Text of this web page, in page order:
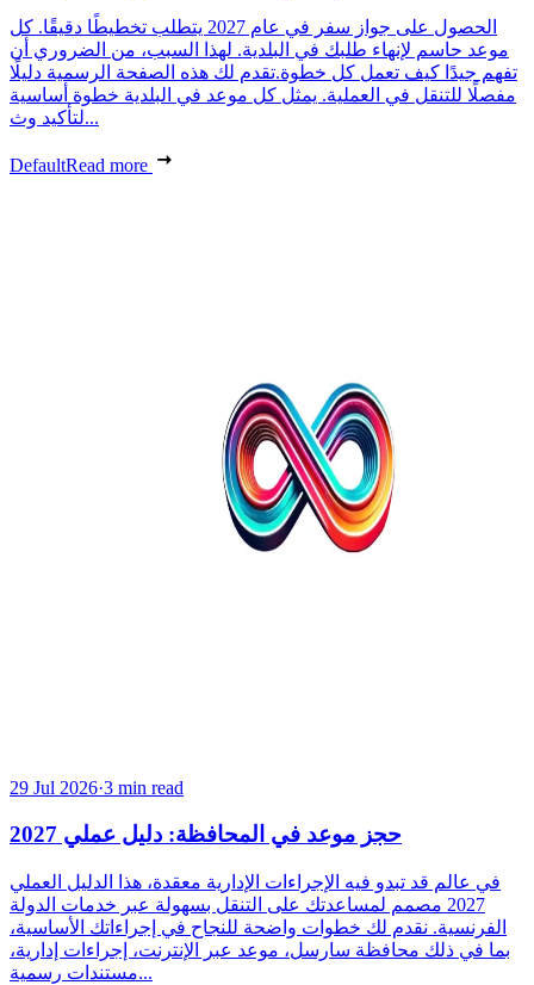
الحصول على جواز سفر في عام 2027 يتطلب تخطيطًا دقيقًا. كل
موعد حاسم لإنهاء طلبك في البلدية. لهذا السبب، من الضروري أن
تفهم جيدًا كيف تعمل كل خطوة.تقدم لك هذه الصفحة الرسمية دليلًا
مفصلًا للتنقل في العملية. يمثل كل موعد في البلدية خطوة أساسية
لتأكيد وث...
DefaultRead more
29 Jul 2026·3 min read
حجز موعد في المحافظة: دليل عملي 2027
في عالم قد تبدو فيه الإجراءات الإدارية معقدة، هذا الدليل العملي
2027 مصمم لمساعدتك على التنقل بسهولة عبر خدمات الدولة
الفرنسية. نقدم لك خطوات واضحة للنجاح في إجراءاتك الأساسية،
بما في ذلك محافظة سارسل، موعد عبر الإنترنت، إجراءات إدارية،
مستندات رسمية...